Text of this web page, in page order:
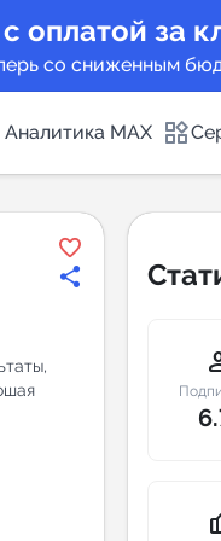
оплатой за
со сниженным
Аналитика MAX